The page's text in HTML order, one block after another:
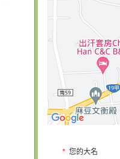
*您的大名